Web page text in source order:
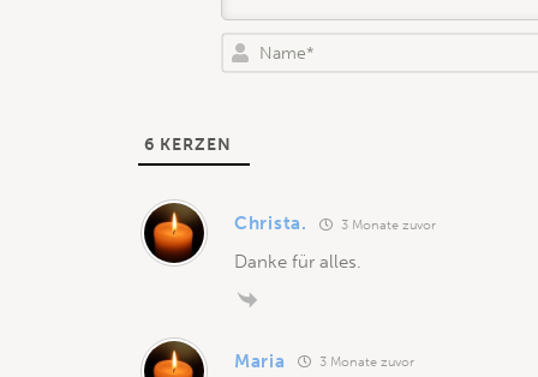
6 KERZEN
Christa. 3 Monate zuvor
Danke für alles.
Maria 3 Monate zuvor